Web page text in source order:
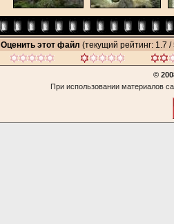
Оценить этот файл (текущий рейтинг: 1.7 /
©
При использовании материалов